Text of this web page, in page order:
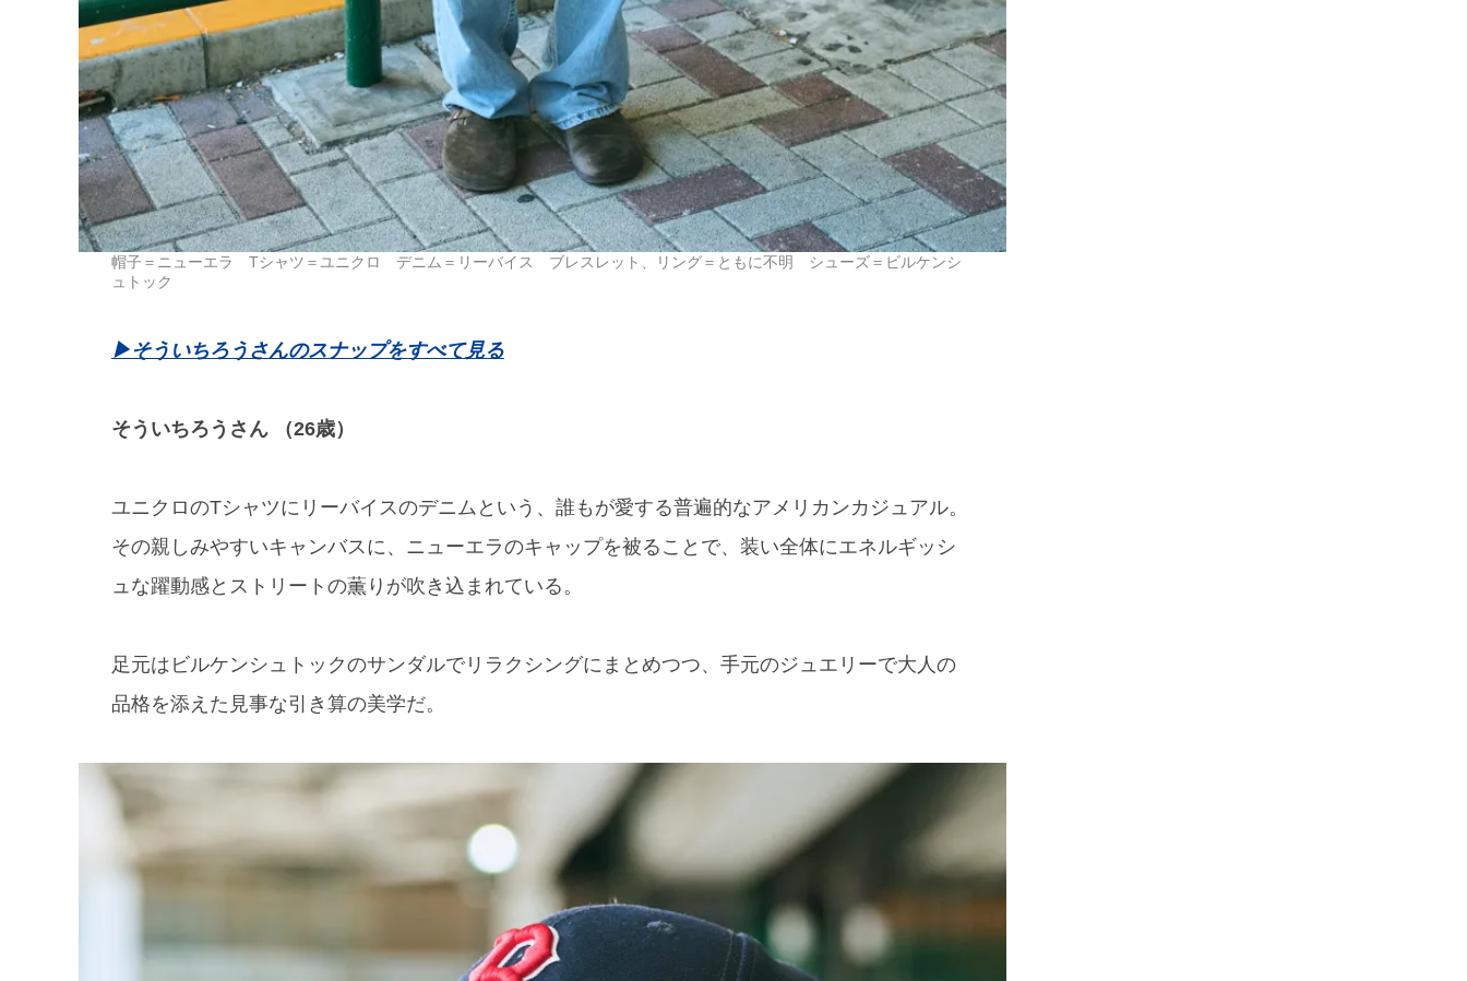
帽子＝ニューエラ Tシャツ＝ユニクロ デニム＝リーバイス ブレスレット、リング＝ともに不明 シューズ＝ビルケンシ
ュトック
▶︎そういちろうさんのスナップをすべて見る
そういちろうさん （26歳）
ユニクロのTシャツにリーバイスのデニムという、誰もが愛する普遍的なアメリカンカジュアル。
その親しみやすいキャンバスに、ニューエラのキャップを被ることで、装い全体にエネルギッシ
ュな躍動感とストリートの薫りが吹き込まれている。
足元はビルケンシュトックのサンダルでリラクシングにまとめつつ、手元のジュエリーで大人の
品格を添えた見事な引き算の美学だ。